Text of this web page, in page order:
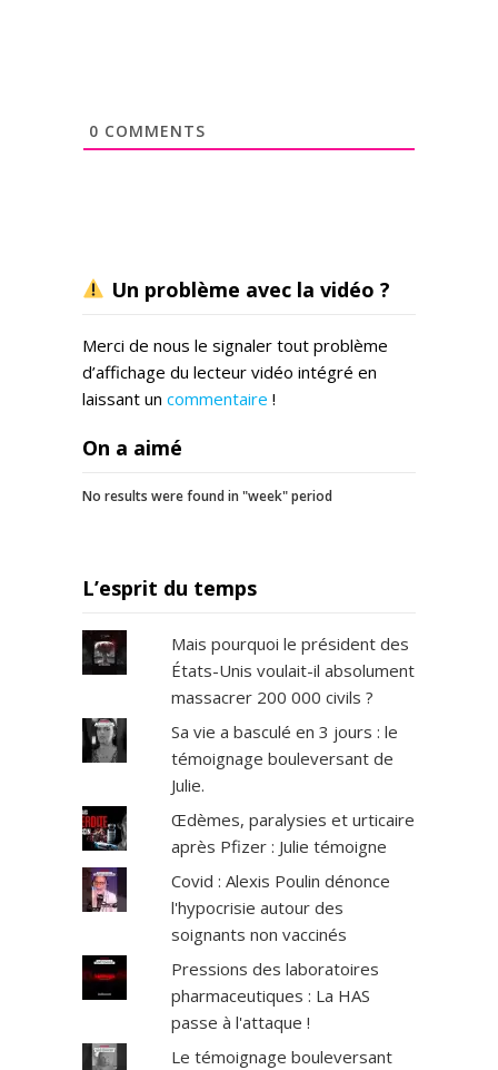
0 COMMENTS
Un problème avec la vidéo ?
Merci de nous le signaler tout problème
d’affichage du lecteur vidéo intégré en
laissant un commentaire !
On a aimé
No results were found in "week" period
L’esprit du temps
Mais pourquoi le président des
États-Unis voulait-il absolument
massacrer 200 000 civils ?
Sa vie a basculé en 3 jours : le
témoignage bouleversant de
Julie.
Œdèmes, paralysies et urticaire
après Pfizer : Julie témoigne
Covid : Alexis Poulin dénonce
l'hypocrisie autour des
soignants non vaccinés
Pressions des laboratoires
pharmaceutiques : La HAS
passe à l'attaque !
Le témoignage bouleversant